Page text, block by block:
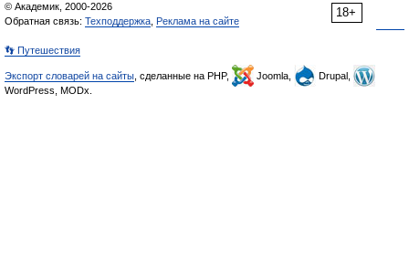
18+
© Академик, 2000-2026
Обратная связь: Техподдержка Реклама на сайте
👣 Путешествия
Экспорт словарей на сайты , сделанные на PHP, Joomla,
Drupal,
WordPress, MODx.